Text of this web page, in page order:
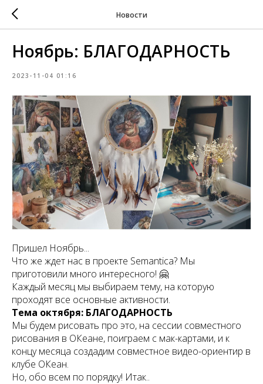
Новости
Ноябрь: БЛАГОДАРНОСТЬ
2023-11-04 01:16
Пришел Ноябрь...
Что же ждет нас в проекте Semantica? Мы
приготовили много интересного! 🤗
Каждый месяц мы выбираем тему, на которую
проходят все основные активности.
Тема октября: БЛАГОДАРНОСТЬ
Мы будем рисовать про это, на сессии совместного
рисования в ОКеане, поиграем с мак-картами, и к
концу месяца создадим совместное видео-ориентир в
клубе ОКеан.
Но, обо всем по порядку! Итак..